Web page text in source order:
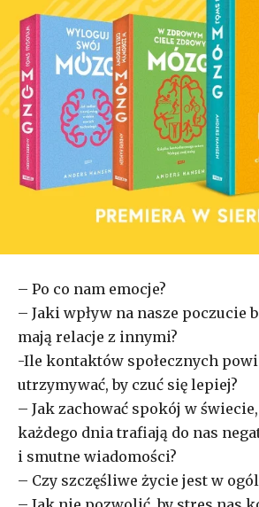
– Po co nam emocje?
– Jaki wpływ na nasze poczucie
mają relacje z innymi?
-Ile kontaktów społecznych
utrzymywać, by czuć się lepiej?
– Jak zachować spokój w
każdego dnia trafiają do nas
i smutne wiadomości?
– Czy szczęśliwe życie jest w